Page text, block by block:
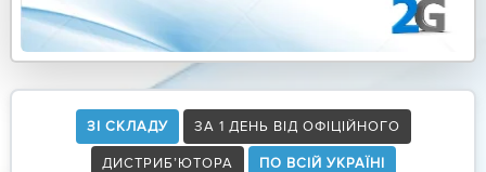
ЗІ СКЛАДУ ЗА 1 ДЕНЬ ВІД ОФІЦІЙНОГО
ДИСТРИБ’ЮТОРА ПО ВСІЙ УКРАЇНІ